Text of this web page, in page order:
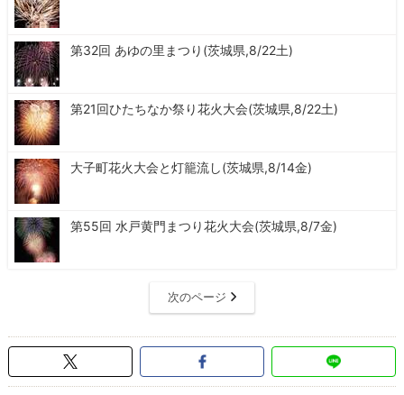
第32回 あゆの里まつり(茨城県,8/22土)
第21回ひたちなか祭り花火大会(茨城県,8/22土)
大子町花火大会と灯籠流し(茨城県,8/14金)
第55回 水戸黄門まつり花火大会(茨城県,8/7金)
次のページ